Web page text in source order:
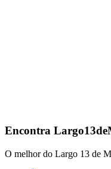
Encontra
O melhor do Largo 13 de